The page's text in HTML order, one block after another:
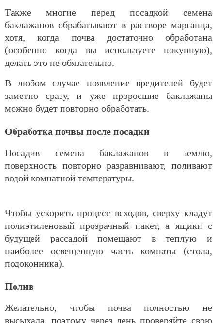
Также многие перед посадкой семена
баклажанов обрабатывают в растворе марганца,
хотя, когда почва достаточно обработана
(особенно когда вы используете покупную),
делать это не обязательно.
В любом случае появление вредителей будет
заметно сразу, и уже проросшие баклажаны
можно будет повторно обработать.
Обработка почвы после посадки
Посадив семена баклажанов в землю,
поверхность повторно разравнивают, поливают
водой комнатной температуры.
Чтобы ускорить процесс всходов, сверху кладут
полиэтиленовый прозрачный пакет, а ящики с
будущей рассадой помещают в теплую и
наиболее освещенную часть комнаты (стола,
подоконника).
Полив
Желательно, чтобы почва полностью не
высыхала, поэтому через день проверяйте свою